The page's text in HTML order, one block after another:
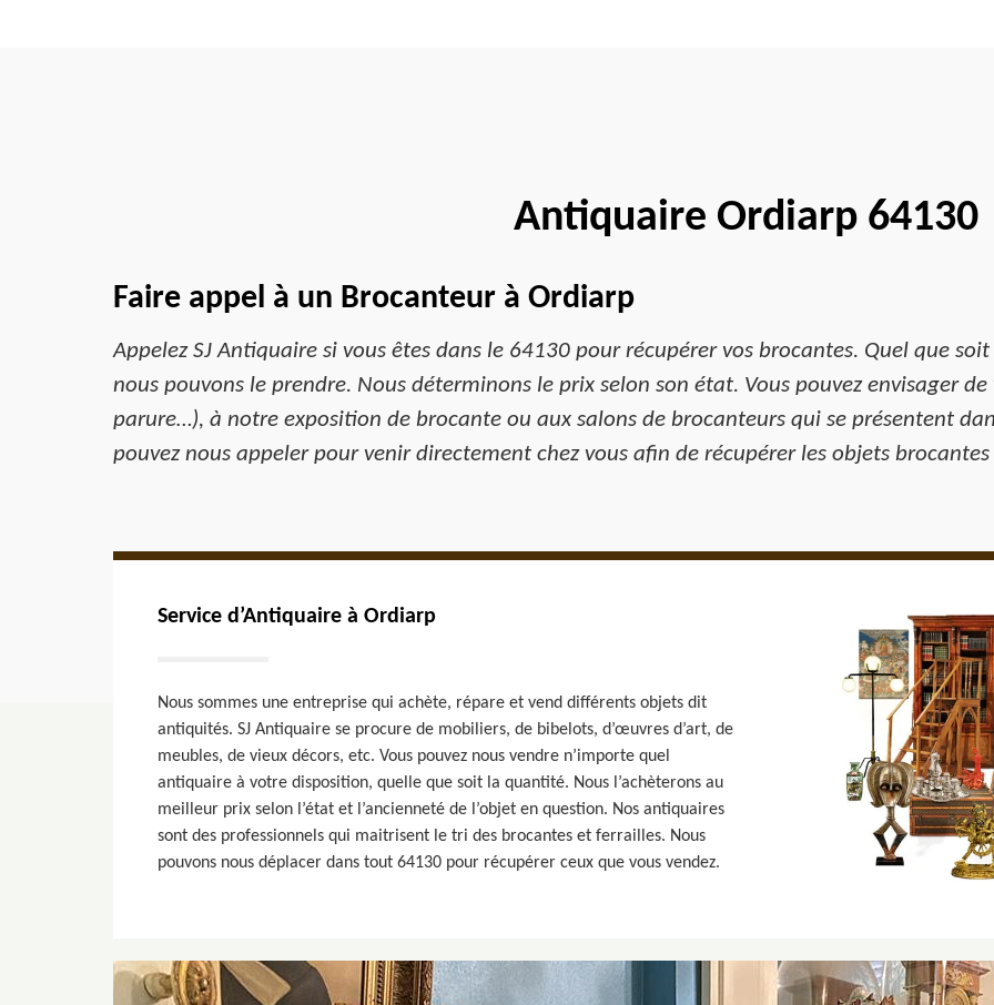
Antiquaire Ordiarp 64130
Faire appel à un Brocanteur à Ordiarp
Appelez SJ Antiquaire si vous êtes dans le 64130 pour récupérer vos brocantes. Quel que
nous pouvons le prendre. Nous déterminons le prix selon son état. Vous pouvez envisager
parure…), à notre exposition de brocante ou aux salons de brocanteurs qui se présentent
pouvez nous appeler pour venir directement chez vous afin de récupérer les objets brocantes
Service d’Antiquaire à Ordiarp
Nous sommes une entreprise qui achète, répare et vend différents objets dit
antiquités. SJ Antiquaire se procure de mobiliers, de bibelots, d’œuvres d’art, de
meubles, de vieux décors, etc. Vous pouvez nous vendre n’importe quel
antiquaire à votre disposition, quelle que soit la quantité. Nous l’achèterons au
meilleur prix selon l’état et l’ancienneté de l’objet en question. Nos antiquaires
sont des professionnels qui maitrisent le tri des brocantes et ferrailles. Nous
pouvons nous déplacer dans tout 64130 pour récupérer ceux que vous vendez.